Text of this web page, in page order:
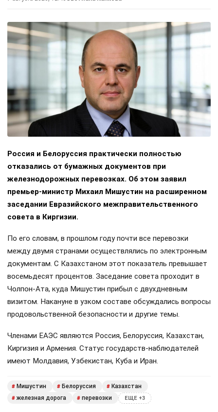
Россия и Белоруссия практически полностью
отказались от бумажных документов при
железнодорожных перевозках. Об этом заявил
премьер-министр Михаил Мишустин на расширенном
заседании Евразийского межправительственного
совета в Киргизии.
По его словам, в прошлом году почти все перевозки
между двумя странами осуществлялись по электронным
документам. С Казахстаном этот показатель превышает
восемьдесят процентов. Заседание совета проходит в
Чолпон-Ата, куда Мишустин прибыл с двухдневным
визитом. Накануне в узком составе обсуждались вопросы
продовольственной безопасности и другие темы.
Членами ЕАЭС являются Россия, Белоруссия, Казахстан,
Киргизия и Армения. Статус государств-наблюдателей
имеют Молдавия, Узбекистан, Куба и Иран.
# Мишустин # Белоруссия # Казахстан
# железная дорога # перевозки ЕЩЕ +3